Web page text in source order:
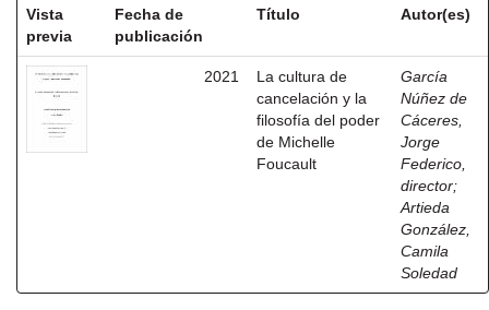
Vista
previa
Fecha de
publicación
Título Autor(es)
2021
La cultura de
cancelación y la
filosofía del poder
de Michelle
Foucault
García
Núñez de
Cáceres,
Jorge
Federico,
director;
Artieda
González,
Camila
Soledad